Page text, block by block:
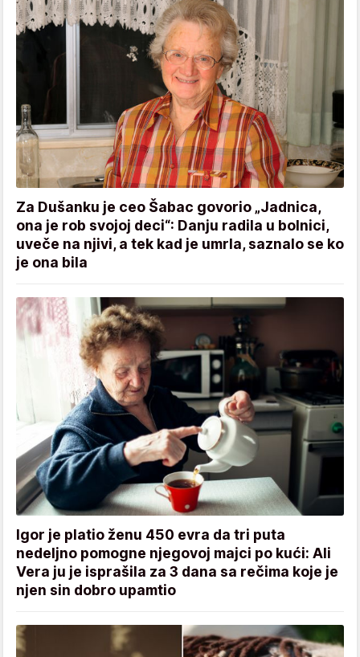
Za Dušanku je ceo Šabac govorio „Jadnica,
ona je rob svojoj deci“: Danju radila u bolnici,
uveče na njivi, a tek kad je umrla, saznalo se ko
je ona bila
Igor je platio ženu 450 evra da tri puta
nedeljno pomogne njegovoj majci po kući: Ali
Vera ju je isprašila za 3 dana sa rečima koje je
njen sin dobro upamtio